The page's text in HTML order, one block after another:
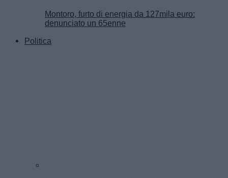
Montoro, furto di energia da 127mila euro:
denunciato un 65enne
Politica